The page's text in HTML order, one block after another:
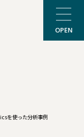
OPEN
を使った分析事例